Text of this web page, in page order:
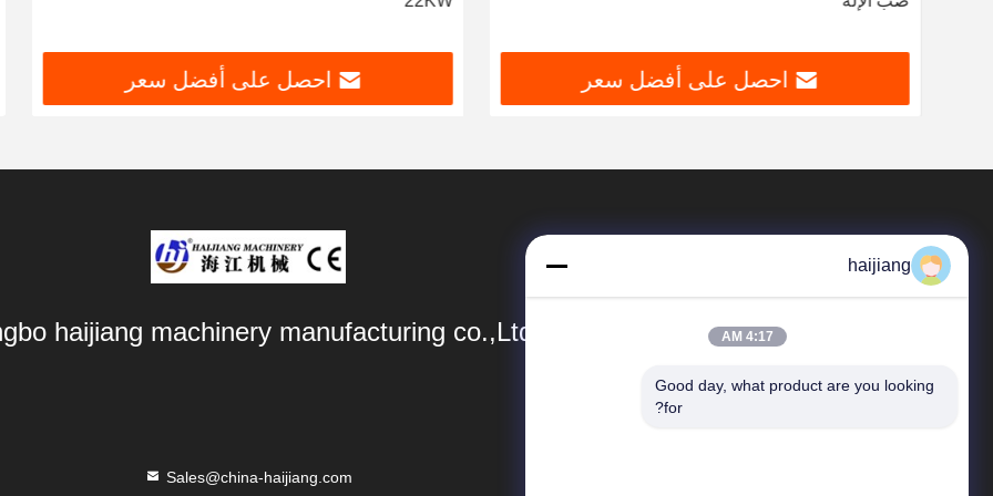
احصل على أفضل سعر احصل على أفضل سعر
haijiang machinery manufacturing co.,Ltd
المنتجات
Sales@china-haijiang.com
haijiang
4:17 AM
Good day, what product are you looking
for?